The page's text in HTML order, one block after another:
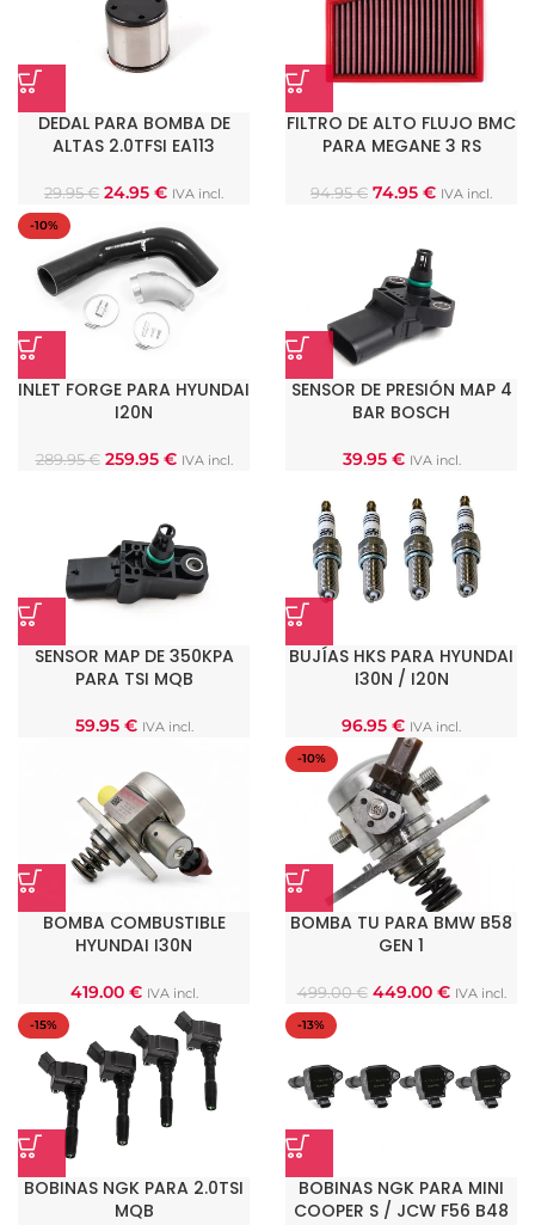
DEDAL PARA BOMBA DE
ALTAS 2.0TFSI EA113
29.95€ 24.95 € IVA incl.
FILTRO DE ALTO FLUJO BMC
PARA MEGANE 3 RS
94.95€ 74.95 € IVA incl.
-10%
INLET FORGE PARA HYUNDAI
I20N
289.95€ 259.95 € IVA incl.
SENSOR DE PRESIÓN MAP 4
BAR BOSCH
39.95 € IVA incl.
SENSOR MAP DE 350KPA
PARA TSI MQB
59.95 € IVA incl.
BUJÍAS HKS PARA HYUNDAI
I30N / I20N
96.95 € IVA incl.
BOMBA COMBUSTIBLE
HYUNDAI I30N
419.00 € IVA incl.
-10%
BOMBA TU PARA BMW B58
GEN 1
499.00€ 449.00 € IVA incl.
-15%
BOBINAS NGK PARA 2.0TSI
MQB
-13%
BOBINAS NGK PARA MINI
COOPER S / JCW F56 B48